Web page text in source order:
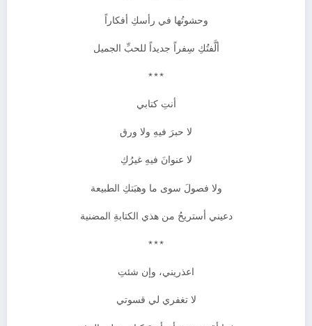
وحشوتُها في رأسكِ أفكاراً
ألَّفتُكِ سِفراً جديداً للحبِّ الجميل
***
أنتِ كتابي
لا حبرَ فيهِ ولا ورق
لا عنوانَ فيهِ غيرُكِ
ولا فصولَ سوى ما وهبَتكِ الطبيعة
دعيني أستريحُ من هذي الكتابةِ المضنية
***
اعذريني، وإن شئتِ
لا تغفري لي قسوتي